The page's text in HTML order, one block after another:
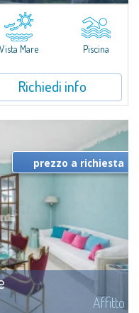
da letto e 3 bagni,
e ben distribuiti, ideali per
in un...
Vista Mare Piscina
Richiedi info
Affitto
prezzo a richiesta